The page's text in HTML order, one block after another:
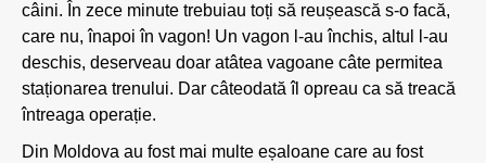
câini. În zece minute trebuiau toți să reușească s-o facă,
care nu, înapoi în vagon! Un vagon l-au închis, altul l-au
deschis, deserveau doar atâtea vagoane câte permitea
staționarea trenului. Dar câteodată îl opreau ca să treacă
întreaga operație.
Din Moldova au fost mai multe eșaloane care au fost